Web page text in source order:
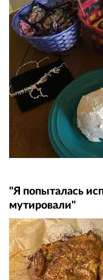
"Я попыталась
мутировали"